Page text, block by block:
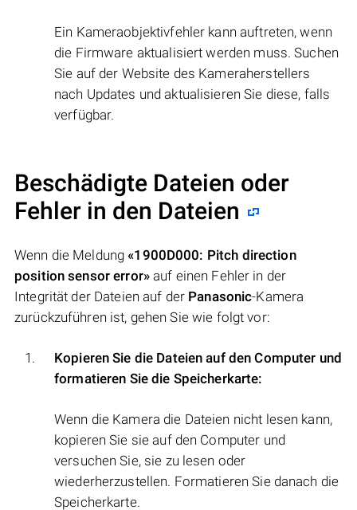
Ein Kameraobjektivfehler kann auftreten, wenn
die Firmware aktualisiert werden muss. Suchen
Sie auf der Website des Kameraherstellers
nach Updates und aktualisieren Sie diese, falls
verfügbar.
Beschädigte Dateien oder
Fehler in den Dateien
Wenn die Meldung«1900D000: Pitch direction
position sensor error»auf einen Fehler in der
Integrität der Dateien auf der Panasonic-Kamera
zurückzuführen ist, gehen Sie wie folgt vor:
Kopieren Sie die Dateien auf den Computer und
formatieren Sie die Speicherkarte:
Wenn die Kamera die Dateien nicht lesen kann,
kopieren Sie sie auf den Computer und
versuchen Sie, sie zu lesen oder
wiederherzustellen. Formatieren Sie danach die
Speicherkarte.